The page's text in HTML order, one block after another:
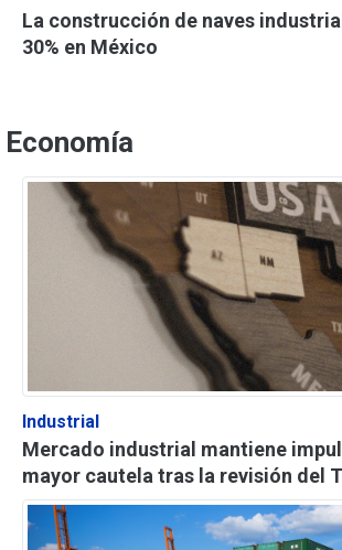
La construcción de naves
30% en México
Economía
Industrial
Mercado industrial mantiene
mayor cautela tras la revisión del